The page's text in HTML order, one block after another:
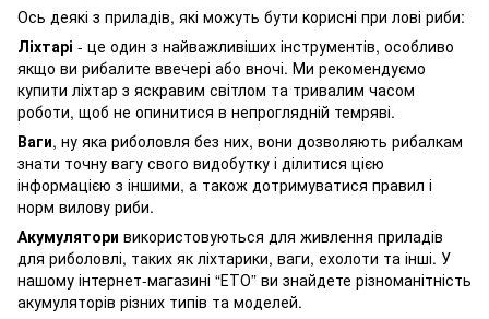
Ось деякі з приладів, які можуть бути корисні при лові риби:
Ліхтарі - це один з найважливіших інструментів, особливо
якщо ви рибалите ввечері або вночі. Ми рекомендуємо
купити ліхтар з яскравим світлом та тривалим часом
роботи, щоб не опинитися в непроглядній темряві.
Ваги, ну яка риболовля без них, вони дозволяють рибалкам
знати точну вагу свого видобутку і ділитися цією
інформацією з іншими, а також дотримуватися правил і
норм вилову риби.
Акумулятори використовуються для живлення приладів
для риболовлі, таких як ліхтарики, ваги, ехолоти та інші. У
нашому інтернет-магазині “ЕТО” ви знайдете різноманітність
акумуляторів різних типів та моделей.